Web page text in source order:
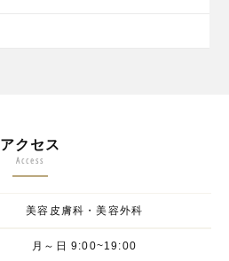
アクセス
Access
美容皮膚科・美容外科
月～日 9:00~19:00